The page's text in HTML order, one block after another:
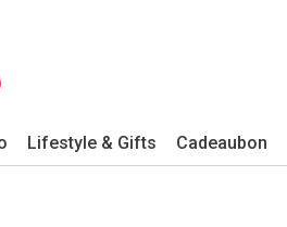
Lifestyle & Gifts Cadeaubon